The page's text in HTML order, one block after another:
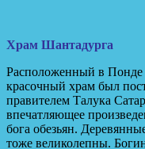
Храм Шантадурга
Расположенный в Понде
красочный храм был
правителем Талука
впечатляющее
бога обезьян.
тоже великолепны.